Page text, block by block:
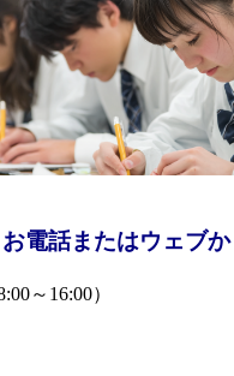
電話またはウェブ
～16:00）